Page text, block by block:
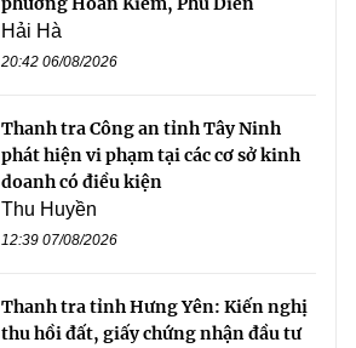
Hải Hà
20:42 06/08/2026
Thanh tra Công an tỉnh Tây Ninh
phát hiện vi phạm tại các cơ sở kinh
doanh có điều kiện
Thu Huyền
12:39 07/08/2026
Thanh tra tỉnh Hưng Yên: Kiến nghị
thu hồi đất, giấy chứng nhận đầu tư